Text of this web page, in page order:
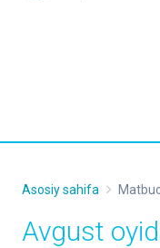
Asosiy sahifa
Avgust